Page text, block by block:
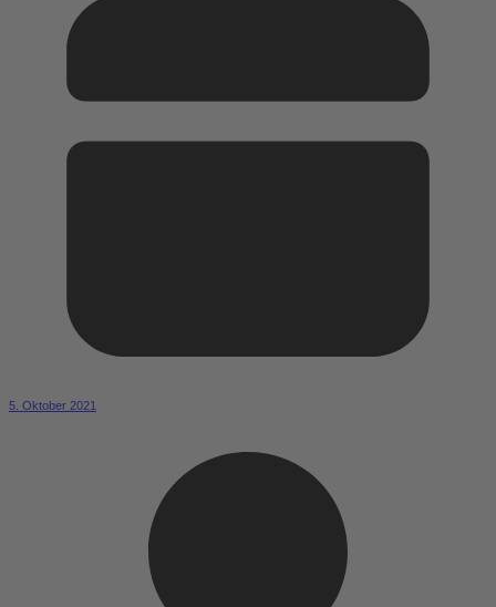
5. Oktober 2021